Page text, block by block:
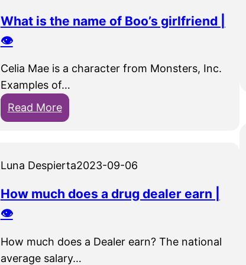
What is the name of Boo’s girlfriend |
👁
Celia Mae is a character from Monsters, Inc.
Examples of…
Read More:
W
t
i
h
e
Luna Despierta2023-09-06
How much does a drug dealer earn |
👁
How much does a Dealer earn? The national
average salary…